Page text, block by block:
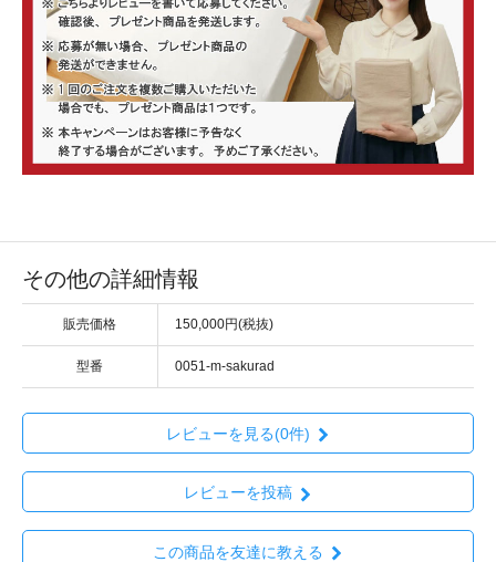
その他の詳細情報
販売価格 150,000円(税抜)
型番 0051-m-sakurad
レビューを見る(0件)
レビューを投稿
この商品を友達に教える